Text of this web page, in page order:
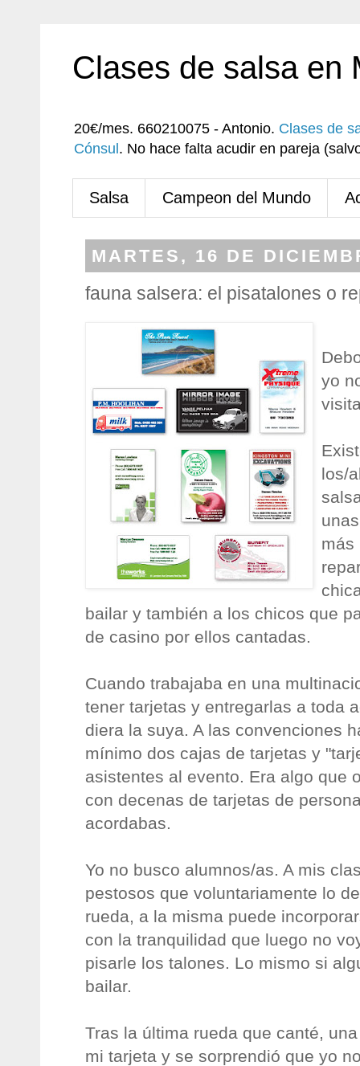
Clases de salsa en
20€/mes. 660210075 - Antonio. Clases de
Cónsul . No hace falta acudir en pareja
Salsa Campeon del Mundo
MARTES, 16 DE
fauna salsera: el pisatalones o
yo
los/
más
bailar y también a los chicos que
de casino por ellos cantadas.
Cuando trabajaba en una
tener tarjetas y entregarlas a toda
diera la suya. A las convenciones
mínimo dos cajas de tarjetas y
asistentes al evento. Era algo que
con decenas de tarjetas de
acordabas.
Yo no busco alumnos/as. A mis
pestosos que voluntariamente lo
rueda, a la misma puede
con la tranquilidad que luego no
pisarle los talones. Lo mismo si
bailar.
Tras la última rueda que canté,
mi tarjeta y se sorprendió que yo